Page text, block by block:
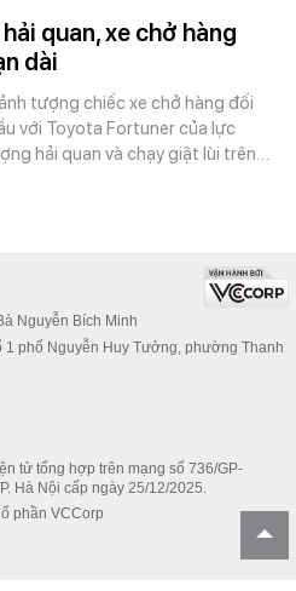
quan, xe chở hàng
dài
tượng chiếc xe chở hàng đối
với Toyota Fortuner của lực
hải quan và chạy giật lùi trên…
Nguyễn Bích Minh
1 phố Nguyễn Huy Tưởng, phường Thanh
tử tổng hợp trên mạng số 736/GP-
Hà Nội cấp ngày 25/12/2025.
phần VCCorp